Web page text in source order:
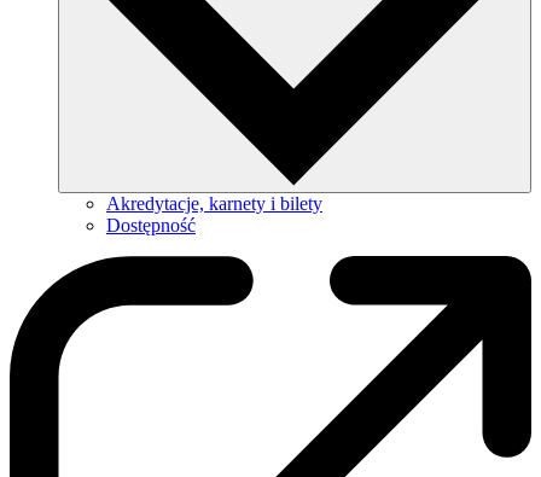
Akredytacje, karnety i bilety
Dostępność